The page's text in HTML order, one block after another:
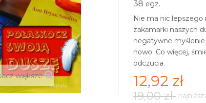
większe
38 egz.
Nie ma nic lepszego
zakamarki naszych
negatywne myślenie
nowo. Co więcej,
odczucia.
12,92 zł
19,00 zł